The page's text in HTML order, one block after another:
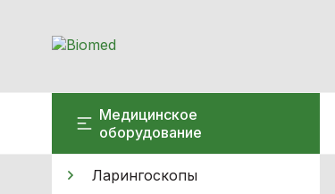
Медицинское
оборудование
Ларингоскопы